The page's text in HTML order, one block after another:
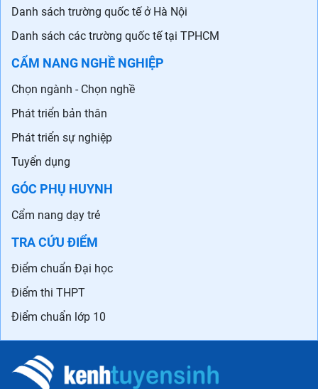
Danh sách trường quốc tế ở Hà Nội
Danh sách các trường quốc tế tại TPHCM
CẨM NANG NGHỀ NGHIỆP
Chọn ngành - Chọn nghề
Phát triển bản thân
Phát triển sự nghiệp
Tuyển dụng
GÓC PHỤ HUYNH
Cẩm nang dạy trẻ
TRA CỨU ĐIỂM
Điểm chuẩn Đại học
Điểm thi THPT
Điểm chuẩn lớp 10